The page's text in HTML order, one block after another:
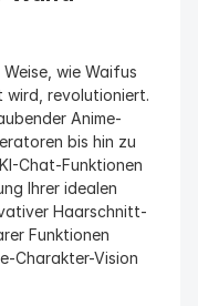
wie Waifus
wird, revolutioniert.
Anime-
bis hin zu
Chat-Funktionen
Ihrer idealen
Haarschnitt-
Funktionen
Charakter-Vision